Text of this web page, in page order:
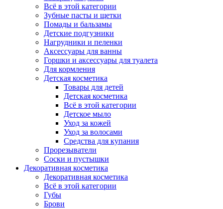
Всё в этой категории
Зубные пасты и щетки
Помады и бальзамы
Детские подгузники
Нагрудники и пеленки
Аксессуары для ванны
Горшки и аксессуары для туалета
Для кормления
Детская косметика
Товары для детей
Детская косметика
Всё в этой категории
Детское мыло
Уход за кожей
Уход за волосами
Средства для купания
Прорезыватели
Соски и пустышки
Декоративная косметика
Декоративная косметика
Всё в этой категории
Губы
Брови